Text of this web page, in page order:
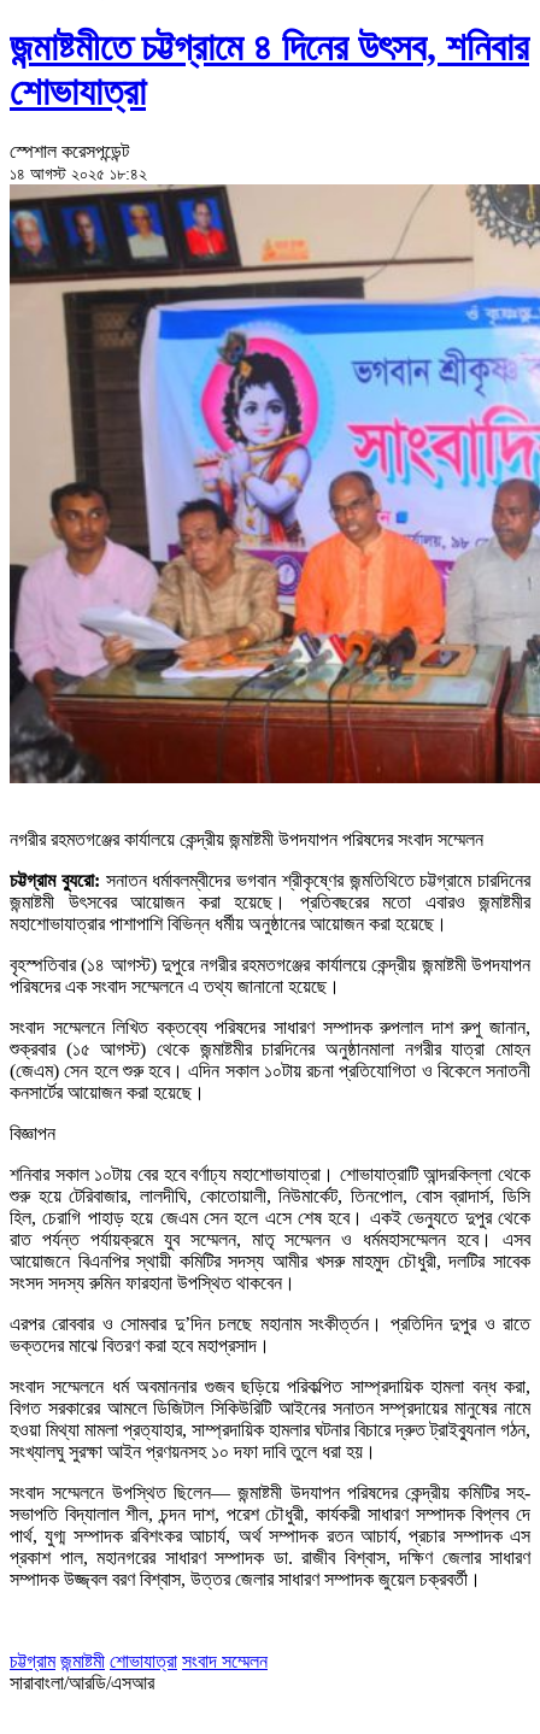
জন্মাষ্টমীতে চট্টগ্রামে ৪ দিনের উৎসব, শনিবার
শোভাযাত্রা
স্পেশাল করেসপন্ডেন্ট
১৪ আগস্ট ২০২৫ ১৮:৪২
নগরীর রহমতগঞ্জের কার্যালয়ে কেন্দ্রীয় জন্মাষ্টমী উপদযাপন পরিষদের সংবাদ সম্মেলন
চট্টগ্রাম ব্যুরো: সনাতন ধর্মাবলম্বীদের ভগবান শ্রীকৃষ্ণের জন্মতিথিতে চট্টগ্রামে চারদিনের
জন্মাষ্টমী উৎসবের আয়োজন করা হয়েছে। প্রতিবছরের মতো এবারও জন্মাষ্টমীর
মহাশোভাযাত্রার পাশাপাশি বিভিন্ন ধর্মীয় অনুষ্ঠানের আয়োজন করা হয়েছে।
বৃহস্পতিবার (১৪ আগস্ট) দুপুরে নগরীর রহমতগঞ্জের কার্যালয়ে কেন্দ্রীয় জন্মাষ্টমী উপদযাপন
পরিষদের এক সংবাদ সম্মেলনে এ তথ্য জানানো হয়েছে।
সংবাদ সম্মেলনে লিখিত বক্তব্যে পরিষদের সাধারণ সম্পাদক রুপলাল দাশ রুপু জানান,
শুক্রবার (১৫ আগস্ট) থেকে জন্মাষ্টমীর চারদিনের অনুষ্ঠানমালা নগরীর যাত্রা মোহন
(জেএম) সেন হলে শুরু হবে। এদিন সকাল ১০টায় রচনা প্রতিযোগিতা ও বিকেলে সনাতনী
কনসার্টের আয়োজন করা হয়েছে।
বিজ্ঞাপন
শনিবার সকাল ১০টায় বের হবে বর্ণাঢ্য মহাশোভাযাত্রা। শোভাযাত্রাটি আন্দরকিল্লা থেকে
শুরু হয়ে টেরিবাজার, লালদীঘি, কোতোয়ালী, নিউমার্কেট, তিনপোল, বোস ব্রাদার্স, ডিসি
হিল, চেরাগি পাহাড় হয়ে জেএম সেন হলে এসে শেষ হবে। একই ভেন্যুতে দুপুর থেকে
রাত পর্যন্ত পর্যায়ক্রমে যুব সম্মেলন, মাতৃ সম্মেলন ও ধর্মমহাসম্মেলন হবে। এসব
আয়োজনে বিএনপির স্থায়ী কমিটির সদস্য আমীর খসরু মাহমুদ চৌধুরী, দলটির সাবেক
সংসদ সদস্য রুমিন ফারহানা উপস্থিত থাকবেন।
এরপর রোববার ও সোমবার দু’দিন চলছে মহানাম সংকীর্ত্তন। প্রতিদিন দুপুর ও রাতে
ভক্তদের মাঝে বিতরণ করা হবে মহাপ্রসাদ।
সংবাদ সম্মেলনে ধর্ম অবমাননার গুজব ছড়িয়ে পরিকল্পিত সাম্প্রদায়িক হামলা বন্ধ করা,
বিগত সরকারের আমলে ডিজিটাল সিকিউরিটি আইনের সনাতন সম্প্রদায়ের মানুষের নামে
হওয়া মিথ্যা মামলা প্রত্যাহার, সাম্প্রদায়িক হামলার ঘটনার বিচারে দ্রুত ট্রাইব্যুনাল গঠন,
সংখ্যালঘু সুরক্ষা আইন প্রণয়নসহ ১০ দফা দাবি তুলে ধরা হয়।
সংবাদ সম্মেলনে উপস্থিত ছিলেন— জন্মাষ্টমী উদযাপন পরিষদের কেন্দ্রীয় কমিটির সহ-
সভাপতি বিদ্যালাল শীল, চন্দন দাশ, পরেশ চৌধুরী, কার্যকরী সাধারণ সম্পাদক বিপ্লব দে
পার্থ, যুগ্ম সম্পাদক রবিশংকর আচার্য, অর্থ সম্পাদক রতন আচার্য, প্রচার সম্পাদক এস
প্রকাশ পাল, মহানগরের সাধারণ সম্পাদক ডা. রাজীব বিশ্বাস, দক্ষিণ জেলার সাধারণ
সম্পাদক উজ্জ্বল বরণ বিশ্বাস, উত্তর জেলার সাধারণ সম্পাদক জুয়েল চক্রবর্তী।
চট্টগ্রাম জন্মাষ্টমী শোভাযাত্রা সংবাদ সম্মেলন
সারাবাংলা/আরডি/এসআর